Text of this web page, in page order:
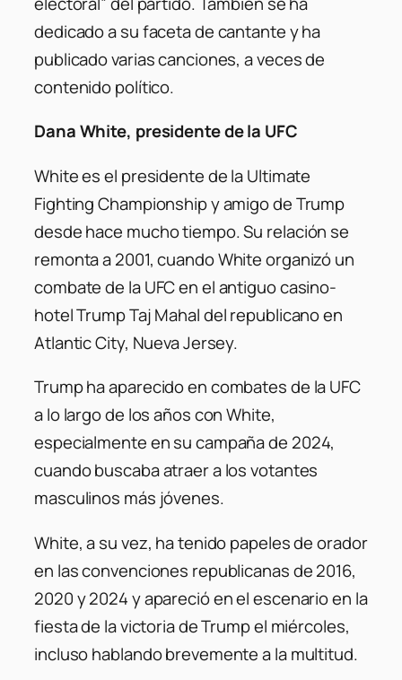
dedicado a su faceta de cantante y ha
publicado varias canciones, a veces de
contenido político.
Dana White, presidente de la UFC
White es el presidente de la Ultimate
Fighting Championship y amigo de Trump
desde hace mucho tiempo. Su relación se
remonta a 2001, cuando White organizó un
combate de la UFC en el antiguo casino-
hotel Trump Taj Mahal del republicano en
Atlantic City, Nueva Jersey.
Trump ha aparecido en combates de la UFC
a lo largo de los años con White,
especialmente en su campaña de 2024,
cuando buscaba atraer a los votantes
masculinos más jóvenes.
White, a su vez, ha tenido papeles de orador
en las convenciones republicanas de 2016,
2020 y 2024 y apareció en el escenario en la
fiesta de la victoria de Trump el miércoles,
incluso hablando brevemente a la multitud.